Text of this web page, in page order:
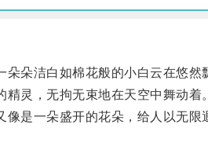
朵洁白如棉花般的小白云在悠然
灵，无拘无束地在天空中舞动着。
是一朵盛开的花朵，给人以无限